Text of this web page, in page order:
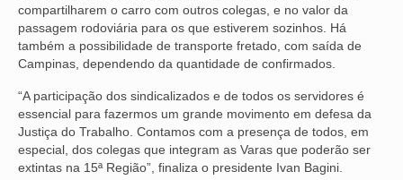
LGBTQIA+
MULHERES
OFICIAIS DE JUSTIÇA
SAÚDE
SOLIDARIEDADE
compartilharem o carro com outros colegas, e no valor da
passagem rodoviária para os que estiverem sozinhos. Há
também a possibilidade de transporte fretado, com saída de
Campinas, dependendo da quantidade de confirmados.
“A participação dos sindicalizados e de todos os servidores é
essencial para fazermos um grande movimento em defesa da
Justiça do Trabalho. Contamos com a presença de todos, em
especial, dos colegas que integram as Varas que poderão ser
extintas na 15ª Região”, finaliza o presidente Ivan Bagini.